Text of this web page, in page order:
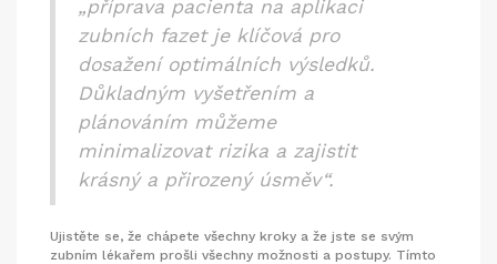
„příprava pacienta na aplikaci
zubních fazet je klíčová pro
dosažení optimálních výsledků.
Důkladným vyšetřením a
plánováním můžeme
minimalizovat rizika a zajistit
krásný a přirozený úsměv“.
Ujistěte se, že chápete všechny kroky a že jste se svým
zubním lékařem prošli všechny možnosti a postupy. Tímto